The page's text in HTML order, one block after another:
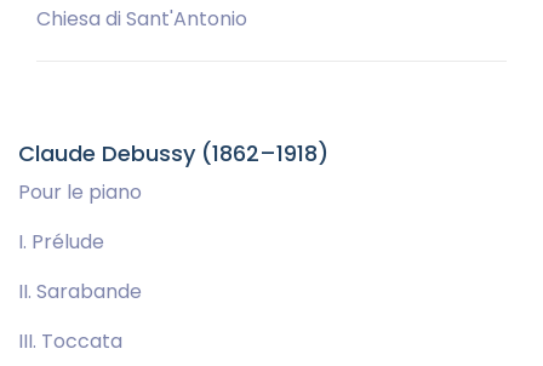
Chiesa di Sant'Antonio
Claude Debussy (1862–1918)
Pour le piano
I. Prélude
II. Sarabande
III. Toccata